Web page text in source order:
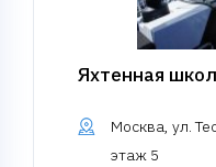
Яхтенная
Москва, ул.
этаж 5